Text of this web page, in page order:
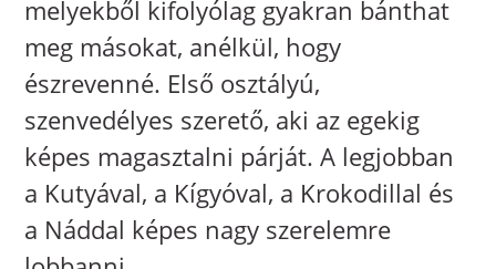
melyekből kifolyólag gyakran bánthat
meg másokat, anélkül, hogy
észrevenné. Első osztályú,
szenvedélyes szerető, aki az egekig
képes magasztalni párját. A legjobban
a Kutyával, a Kígyóval, a Krokodillal és
a Náddal képes nagy szerelemre